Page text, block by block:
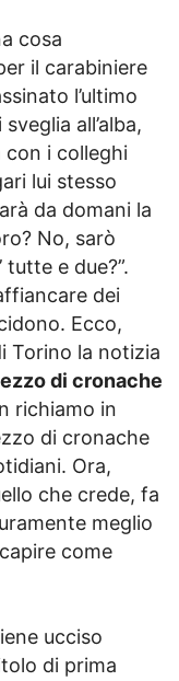
cosa
il carabiniere
l’ultimo
all’alba,
con i colleghi
lui stesso
da domani la
No, sarò
tutte e due?”.
dei
Ecco,
Torino la notizia
di cronache
richiamo in
di cronache
Ora,
che crede, fa
meglio
come
ucciso
di prima